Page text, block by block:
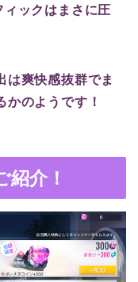
ィックはまさに圧
は爽快感抜群でま
かのようです！
介！